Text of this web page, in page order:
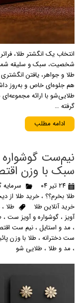
انتخاب یک انگشتر طلا،
شخصیت، سبک و سلیقه شما
طلا و جواهر، یافتن
هم جلوه‌ای خاص و به‌روز
طلایی‌شو با ارائه مجموعه‌ای
گرفته …
ادامه مطلب
نیم‌ست‌ گوشواره
سبک با وزن
۲۴ تیر ۰۴ سرمایه
طلا بخرم؟؟، خرید طلا از
خرید آنلاین طلا
طلا ،
آویز ، گوشواره و آویز ست،
، مد و استایل، نیم ست
ست دخترانه، طلا با وزن
، مد و طلا ، طلایی شو